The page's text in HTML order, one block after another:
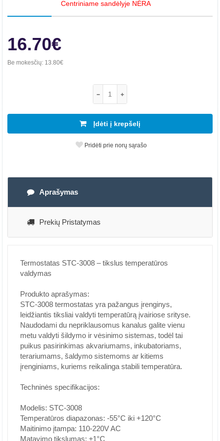
Centriniame sandėlyje NĖRA
16.70€
Be mokesčių: 13.80€
Įdėti į krepšelį
Pridėti prie norų sąrašo
Aprašymas
Prekių Pristatymas
Termostatas STC-3008 – tikslus temperatūros
valdymas
Produkto aprašymas:
STC-3008 termostatas yra pažangus įrenginys,
leidžiantis tiksliai valdyti temperatūrą įvairiose srityse.
Naudodami du nepriklausomus kanalus galite vienu
metu valdyti šildymo ir vėsinimo sistemas, todėl tai
puikus pasirinkimas akvariumams, inkubatoriams,
terariumams, šaldymo sistemoms ar kitiems
įrenginiams, kuriems reikalinga stabili temperatūra.
Techninės specifikacijos:
Modelis: STC-3008
Temperatūros diapazonas: -55°C iki +120°C
Maitinimo įtampa: 110-220V AC
Matavimo tikslumas: ±1°C